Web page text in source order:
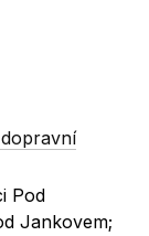
dopravní
Pod
Jankovem;